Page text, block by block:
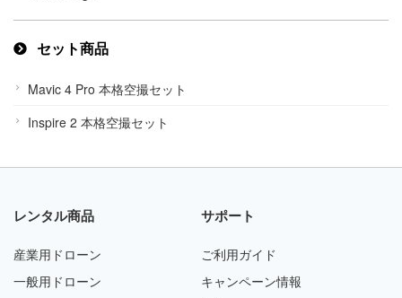
セット商品
Mavic 4 Pro 本格空撮セット
Inspire 2 本格空撮セット
レンタル商品
産業用ドローン
一般用ドローン
サポート
ご利用ガイド
キャンペーン情報